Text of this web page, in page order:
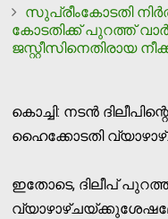
സുപ്രീംകോടതി
കോടതിക്ക് പുറത്ത്
ജസ്റ്റീസിനെതിരായ
കൊച്ചി: നടൻ
ഹൈക്കോടതി
ഇതോടെ, ദിലീപ്